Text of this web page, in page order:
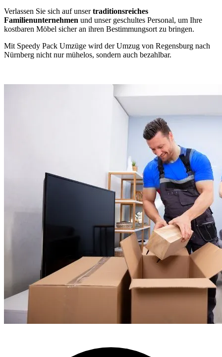
Verlassen Sie sich auf unsertraditionsreiches
Familienunternehmen und unser geschultes Personal, um Ihre
kostbaren Möbel sicher an ihren Bestimmungsort zu bringen.
Mit Speedy Pack Umzüge wird der Umzug von Regensburg nach
Nürnberg nicht nur mühelos, sondern auch bezahlbar.